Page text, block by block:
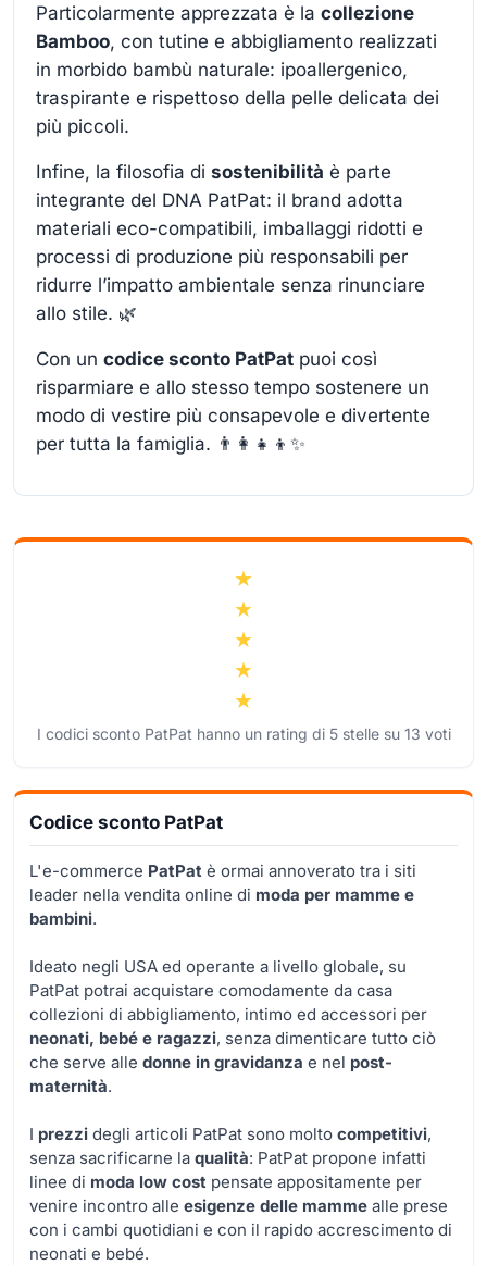
Particolarmente apprezzata è la collezione
Bamboo, con tutine e abbigliamento realizzati
in morbido bambù naturale: ipoallergenico,
traspirante e rispettoso della pelle delicata dei
più piccoli.
Infine, la filosofia di sostenibilità è parte
integrante del DNA PatPat: il brand adotta
materiali eco-compatibili, imballaggi ridotti e
processi di produzione più responsabili per
ridurre l’impatto ambientale senza rinunciare
allo stile. 🌿
Con un codice sconto PatPat puoi così
risparmiare e allo stesso tempo sostenere un
modo di vestire più consapevole e divertente
per tutta la famiglia. 👨‍👩‍👧‍👦✨
I codici sconto PatPat hanno un rating di 5stelle su 13 voti
Codice sconto PatPat
L'e-commerce PatPat è ormai annoverato tra i siti
leader nella vendita online di moda per mamme e
bambini.
Ideato negli USA ed operante a livello globale, su
PatPat potrai acquistare comodamente da casa
collezioni di abbigliamento, intimo ed accessori per
neonati, bebé e ragazzi, senza dimenticare tutto ciò
che serve alle donne in gravidanza e nel post-
maternità.
I prezzi degli articoli PatPat sono molto competitivi,
senza sacrificarne la qualità: PatPat propone infatti
linee di moda low cost pensate appositamente per
venire incontro alle esigenze delle mamme alle prese
con i cambi quotidiani e con il rapido accrescimento di
neonati e bebé.